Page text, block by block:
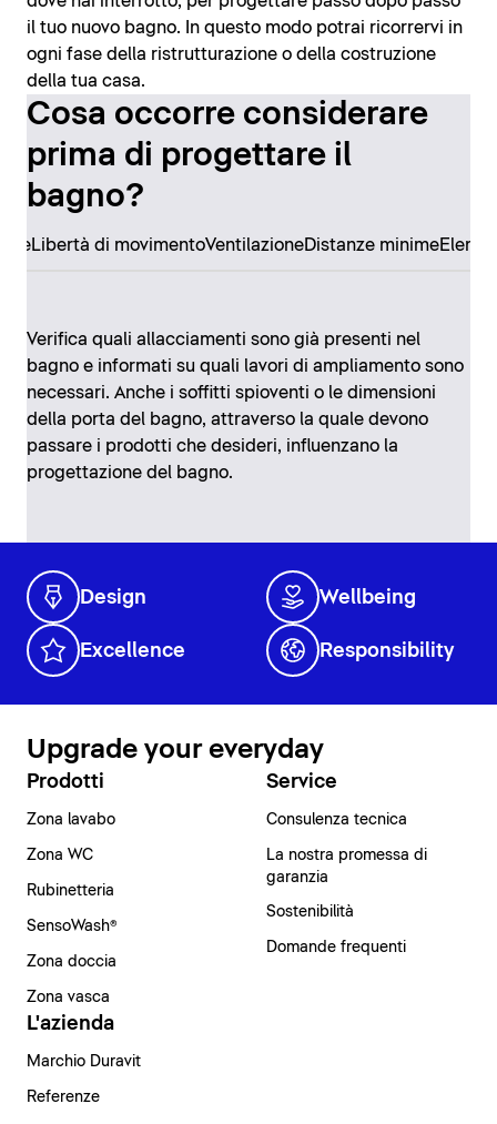
il tuo nuovo bagno. In questo modo potrai ricorrervi in
ogni fase della ristrutturazione o della costruzione
della tua casa.
Cosa occorre considerare
prima di progettare il
bagno?
Libertà di movimentoVentilazioneDistanze minime
Verifica quali allacciamenti sono già presenti nel
bagno e informati su quali lavori di ampliamento sono
necessari. Anche i soffitti spioventi o le dimensioni
della porta del bagno, attraverso la quale devono
passare i prodotti che desideri, influenzano la
progettazione del bagno.
Design Wellbeing
Excellence Responsibility
Upgrade your everyday
Prodotti
Zona lavabo
Zona WC
Rubinetteria
SensoWash®
Zona doccia
Zona vasca
Service
Consulenza tecnica
La nostra promessa di
garanzia
Sostenibilità
Domande frequenti
L'azienda
Marchio Duravit
Referenze